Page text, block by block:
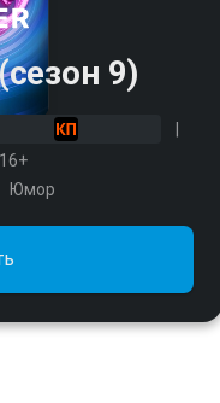
9)
16+
Юмор